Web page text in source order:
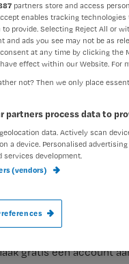
Wil je dit
gratis een account
Het Universitair
ervaringen van
Doel van het project
partners store and access
enables tracking
to provide. Selecting Reject All or
and ads you see may not be as
at any time by clicking the
effect within our Website. For
not? Then we only place
partners process data to
data. Actively scan
a device. Personalised
services development.
(vendors)